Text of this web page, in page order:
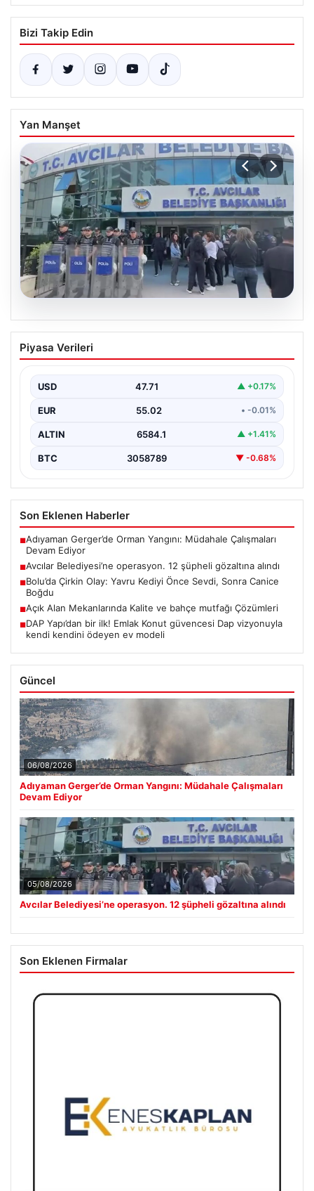
Bizi Takip Edin
Yan Manşet
Avcılar Belediyesi’ne operasyon. 12
şüpheli gözaltına alındı
Piyasa Verileri
USD 47.71 ▲ +0.17%
EUR 55.02 • -0.01%
ALTIN 6584.1 ▲ +1.41%
BTC 3058789 ▼ -0.68%
Son Eklenen Haberler
■Adıyaman Gerger’de Orman Yangını: Müdahale Çalışmaları
Devam Ediyor
■Avcılar Belediyesi’ne operasyon. 12 şüpheli gözaltına alındı
■Bolu’da Çirkin Olay: Yavru Kediyi Önce Sevdi, Sonra Canice
Boğdu
■Açık Alan Mekanlarında Kalite ve bahçe mutfağı Çözümleri
■DAP Yapı’dan bir ilk! Emlak Konut güvencesi Dap vizyonuyla
kendi kendini ödeyen ev modeli
Güncel
06/08/2026
Adıyaman Gerger’de Orman Yangını: Müdahale Çalışmaları
Devam Ediyor
05/08/2026
Avcılar Belediyesi’ne operasyon. 12 şüpheli gözaltına alındı
Son Eklenen Firmalar